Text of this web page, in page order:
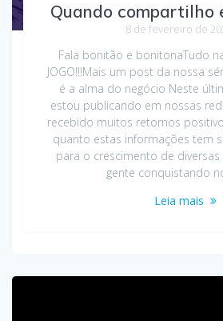
Quando compartilho
8 de fevereiro de
Fala bonitão e bonitonaTudo
JOGO!!!Mais um post da nossa
é a alma do negócio Neste
estou publicando em nossas
recebido muitos retornos
quanto estas informações tem
para o crescimento de
gente conquistando
Leia mais